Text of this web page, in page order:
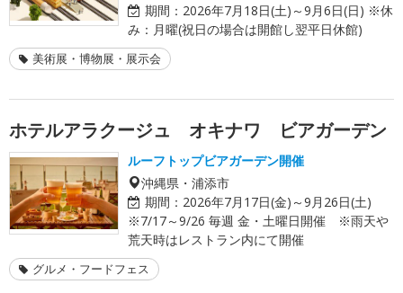
期間： 2026年7月18日(土)～9月6日(日) ※休
み：月曜(祝日の場合は開館し翌平日休館)
美術展・博物展・展示会
ホテルアラクージュ オキナワ ビアガーデン
ルーフトップビアガーデン開催
沖縄県・浦添市
期間： 2026年7月17日(金)～9月26日(土)
※7/17～9/26 毎週 金・土曜日開催 ※雨天や
荒天時はレストラン内にて開催
グルメ・フードフェス